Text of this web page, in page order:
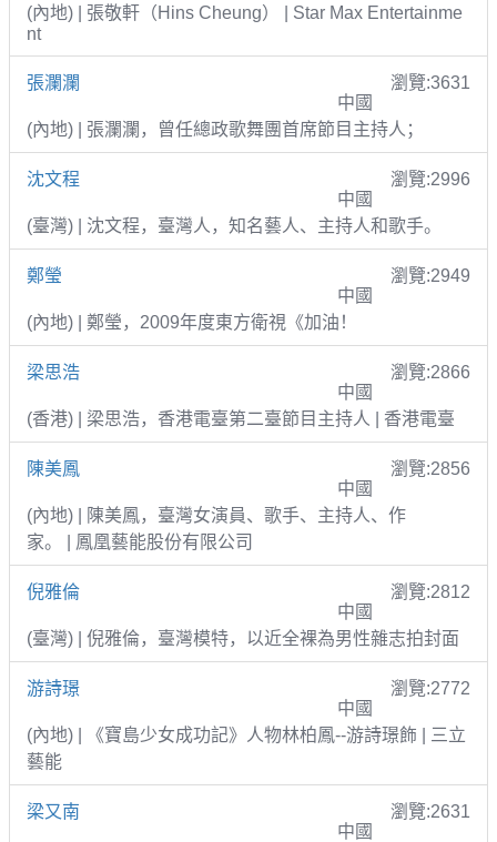
(內地) | 張敬軒（Hins Cheung） | Star Max Entertainme
nt
張瀾瀾
瀏覽:3631
中國
(內地) | 張瀾瀾，曾任總政歌舞團首席節目主持人；
沈文程
瀏覽:2996
中國
(臺灣) | 沈文程，臺灣人，知名藝人、主持人和歌手。
鄭瑩
瀏覽:2949
中國
(內地) | 鄭瑩，2009年度東方衛視《加油！
梁思浩
瀏覽:2866
中國
(香港) | 梁思浩，香港電臺第二臺節目主持人 | 香港電臺
陳美鳳
瀏覽:2856
中國
(內地) | 陳美鳳，臺灣女演員、歌手、主持人、作
家。 | 鳳凰藝能股份有限公司
倪雅倫
瀏覽:2812
中國
(臺灣) | 倪雅倫，臺灣模特，以近全裸為男性雜志拍封面
游詩璟
瀏覽:2772
中國
(內地) | 《寶島少女成功記》人物林柏鳳--游詩璟飾 | 三立
藝能
梁又南
瀏覽:2631
中國